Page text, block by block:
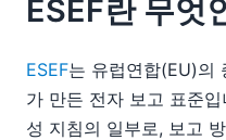
ESEF란 무엇
ESEF는 유럽연합(EU)의
가 만든 전자 보고 표준
성 지침의 일부로, 보고